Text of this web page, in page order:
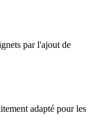
par l'ajout de
adapté pour les